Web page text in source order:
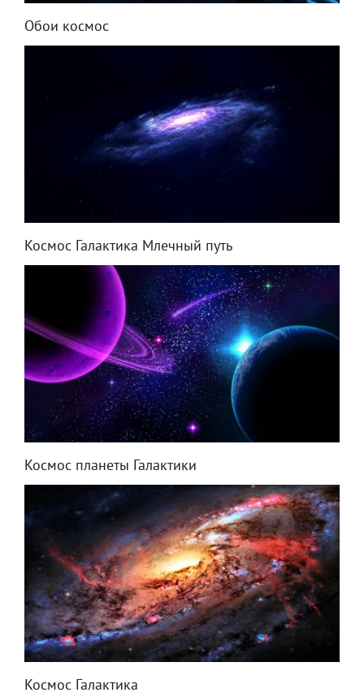
Обои космос
Космос Галактика Млечный путь
Космос планеты Галактики
Космос Галактика